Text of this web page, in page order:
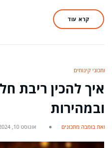
קרא עוד
מתכוני קינוחים
איך להכין ריבת
ובמהירות
מאת בומבה מתכונים אוגוסט 10, 2024